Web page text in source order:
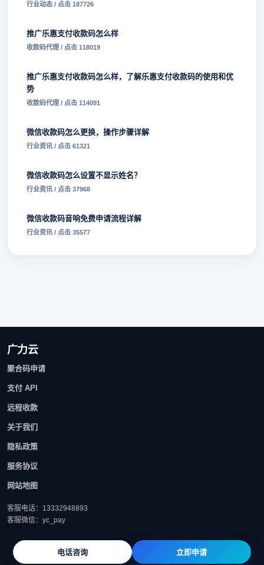
行业动态 / 点击 187726
推广乐惠支付收款码怎么样
收款码代理 / 点击 118019
推广乐惠支付收款码怎么样，了解乐惠支付收款码的使用和优
势
收款码代理 / 点击 114091
微信收款码怎么更换，操作步骤详解
行业资讯 / 点击 61321
微信收款码怎么设置不显示姓名？
行业资讯 / 点击 37968
微信收款码音响免费申请流程详解
行业资讯 / 点击 35577
广力云
聚合码申请
支付 API
远程收款
关于我们
隐私政策
服务协议
网站地图
客服电话：13332948893
客服微信：yc_pay
电话咨询 立即申请